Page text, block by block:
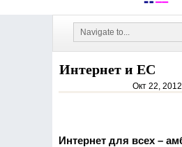
Интернет и ЕС
Окт 22, 2012
Интернет для всех –